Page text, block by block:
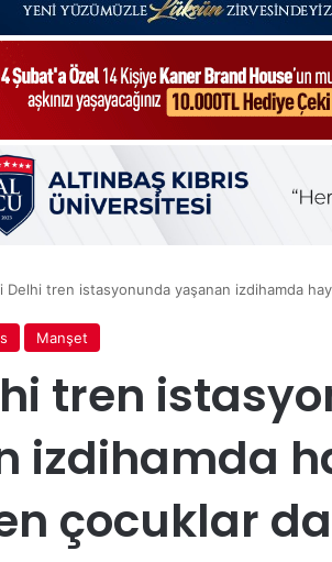
Delhi tren istasyonunda yaşanan izdihamda
Manşet
tren
izdihamda
çocuklar